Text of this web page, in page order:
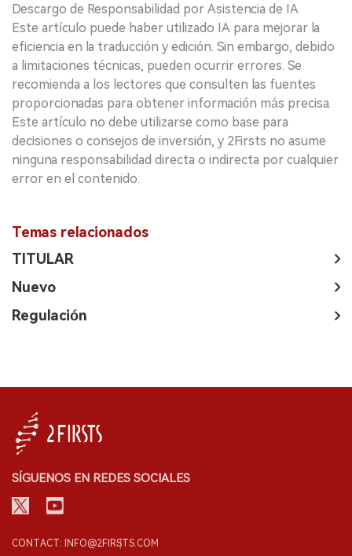
Descargo de Responsabilidad por Asistencia de IA
Este artículo puede haber utilizado IA para mejorar la
eficiencia en la traducción y edición. Sin embargo, debido
a limitaciones técnicas, pueden ocurrir errores. Se
recomienda a los lectores que consulten las fuentes
proporcionadas para obtener información más precisa.
Este artículo no debe utilizarse como base para
decisiones o consejos de inversión, y 2Firsts no asume
ninguna responsabilidad directa o indirecta por cualquier
error en el contenido.
Temas relacionados
TITULAR
Nuevo
Regulación
SÍGUENOS EN REDES SOCIALES
CONTACT: INFO@2FIRSTS.COM